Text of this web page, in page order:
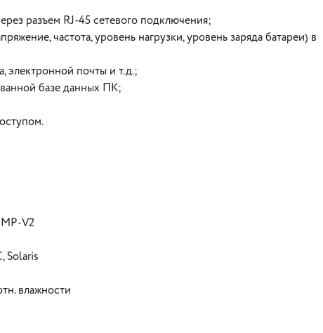
разъем RJ-45 сетевого подключения;
частота, уровень нагрузки, уровень заряда батареи) в
электронной почты и т.д.;
базе данных ПК;
V2
Solaris
влажности